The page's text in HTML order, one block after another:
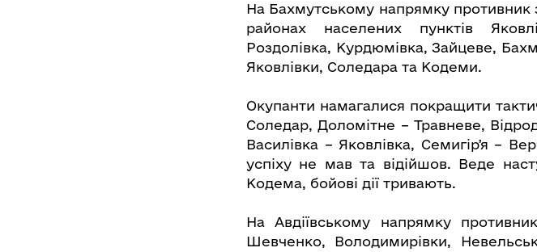
На Бахмутському напрямку противник
районах населених пунктів
Роздолівка, Курдюмівка, Зайцеве,
Яковлівки, Соледара та Кодеми.
Окупанти намагалися покращити
Соледар, Доломітне – Травневе,
Василівка – Яковлівка, Семигірʼя –
успіху не мав та відійшов. Веде
Кодема, бойові дії тривають.
На Авдіївському напрямку
Шевченко, Володимирівки,